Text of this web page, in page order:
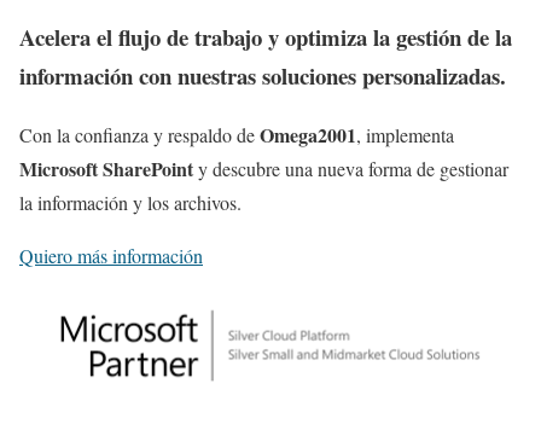
Acelera el flujo de trabajo y optimiza la gestión de la
información con nuestras soluciones personalizadas.
Con la confianza y respaldo deOmega2001, implementa
Microsoft SharePointy descubre una nueva forma de gestionar
la información y los archivos.
Quiero más información